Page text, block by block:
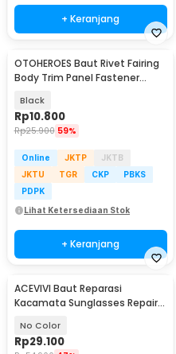
+ Keranjang
OTOHEROES Baut Rivet Fairing
Body Trim Panel Fastener
Black
Rp10.800
Rp25.900 59%
Online JKTP
JKTB
JKTU
TGR CKP
PBKS
PDPK
Lihat Ketersediaan Stok
+ Keranjang
ACEVIVI Baut Reparasi
Kacamata Sunglasses Repair
No Color
Rp29.100